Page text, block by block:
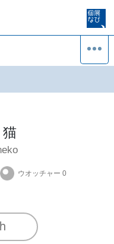
ウオッチャー 0